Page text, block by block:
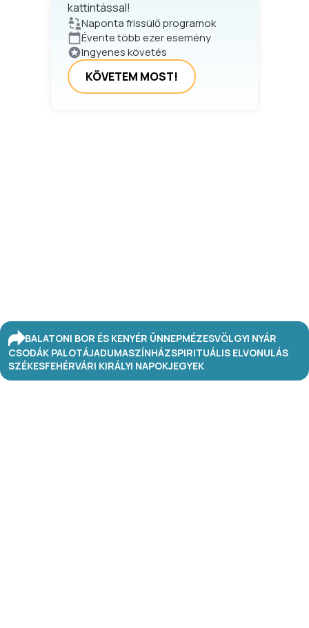
kattintással!
Naponta frissülő programok
Évente több ezer esemény
Ingyenes követés
KÖVETEM MOST!
BALATONI BOR ÉS KENYÉR ÜNNEPMÉZESVÖLGYI NYÁR
CSODÁK PALOTÁJADUMASZÍNHÁZSPIRITUÁLIS ELVONULÁS
SZÉKESFEHÉRVÁRI KIRÁLYI NAPOKJEGYEK